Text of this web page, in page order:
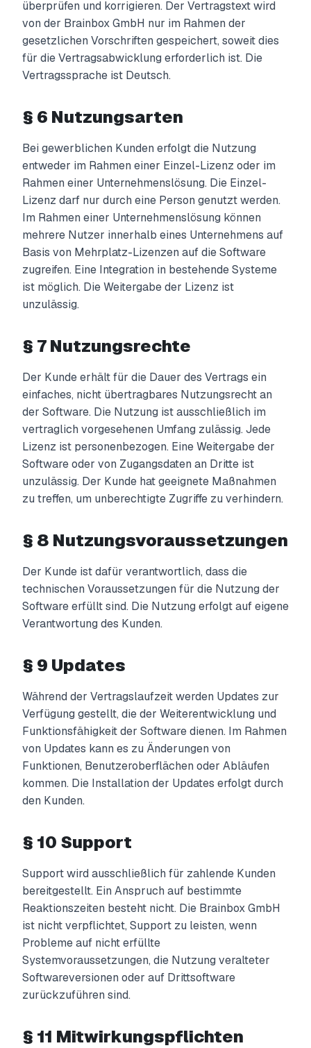
überprüfen und korrigieren. Der Vertragstext wird
von der Brainbox GmbH nur im Rahmen der
gesetzlichen Vorschriften gespeichert, soweit dies
für die Vertragsabwicklung erforderlich ist. Die
Vertragssprache ist Deutsch.
§ 6 Nutzungsarten
Bei gewerblichen Kunden erfolgt die Nutzung
entweder im Rahmen einer Einzel-Lizenz oder im
Rahmen einer Unternehmenslösung. Die Einzel-
Lizenz darf nur durch eine Person genutzt werden.
Im Rahmen einer Unternehmenslösung können
mehrere Nutzer innerhalb eines Unternehmens auf
Basis von Mehrplatz-Lizenzen auf die Software
zugreifen. Eine Integration in bestehende Systeme
ist möglich. Die Weitergabe der Lizenz ist
unzulässig.
§ 7 Nutzungsrechte
Der Kunde erhält für die Dauer des Vertrags ein
einfaches, nicht übertragbares Nutzungsrecht an
der Software. Die Nutzung ist ausschließlich im
vertraglich vorgesehenen Umfang zulässig. Jede
Lizenz ist personenbezogen. Eine Weitergabe der
Software oder von Zugangsdaten an Dritte ist
unzulässig. Der Kunde hat geeignete Maßnahmen
zu treffen, um unberechtigte Zugriffe zu verhindern.
§ 8 Nutzungsvoraussetzungen
Der Kunde ist dafür verantwortlich, dass die
technischen Voraussetzungen für die Nutzung der
Software erfüllt sind. Die Nutzung erfolgt auf eigene
Verantwortung des Kunden.
§ 9 Updates
Während der Vertragslaufzeit werden Updates zur
Verfügung gestellt, die der Weiterentwicklung und
Funktionsfähigkeit der Software dienen. Im Rahmen
von Updates kann es zu Änderungen von
Funktionen, Benutzeroberflächen oder Abläufen
kommen. Die Installation der Updates erfolgt durch
den Kunden.
§ 10 Support
Support wird ausschließlich für zahlende Kunden
bereitgestellt. Ein Anspruch auf bestimmte
Reaktionszeiten besteht nicht. Die Brainbox GmbH
ist nicht verpflichtet, Support zu leisten, wenn
Probleme auf nicht erfüllte
Systemvoraussetzungen, die Nutzung veralteter
Softwareversionen oder auf Drittsoftware
zurückzuführen sind.
§ 11 Mitwirkungspflichten